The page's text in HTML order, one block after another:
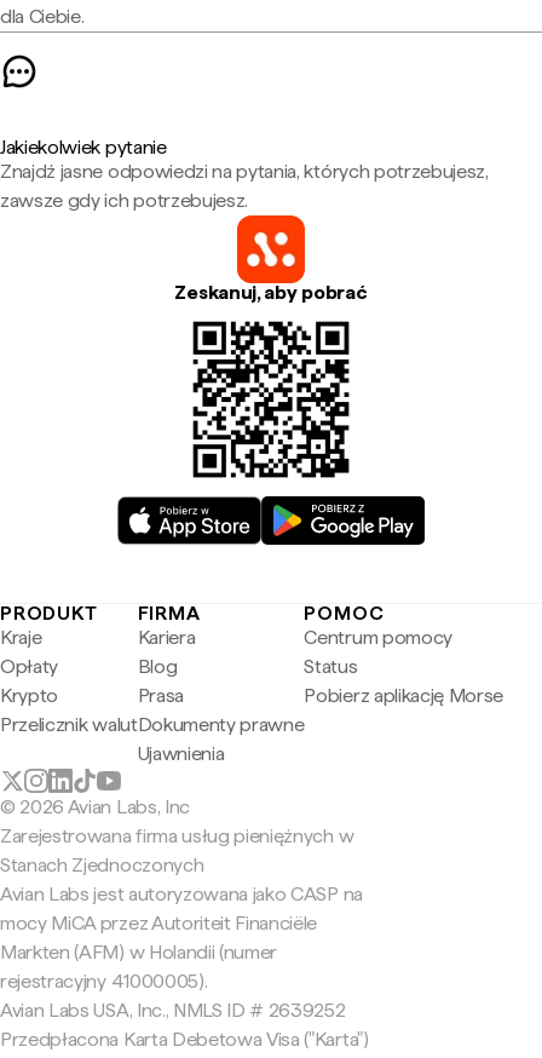
dla Ciebie.
Jakiekolwiek pytanie
Znajdź jasne odpowiedzi na pytania, których potrzebujesz,
zawsze gdy ich potrzebujesz.
Zeskanuj, aby pobrać
PRODUKT
Kraje
Opłaty
Krypto
Przelicznik walut
FIRMA
Kariera
Blog
Prasa
Dokumenty prawne
Ujawnienia
POMOC
Centrum pomocy
Status
Pobierz aplikację Morse
© 2026 Avian Labs, Inc
Zarejestrowana firma usług pieniężnych w
Stanach Zjednoczonych
Avian Labs jest autoryzowana jako CASP na
mocy MiCA przez Autoriteit Financiële
Markten (AFM) w Holandii (numer
rejestracyjny 41000005).
Avian Labs USA, Inc., NMLS ID # 2639252
Przedpłacona Karta Debetowa Visa ("Karta")